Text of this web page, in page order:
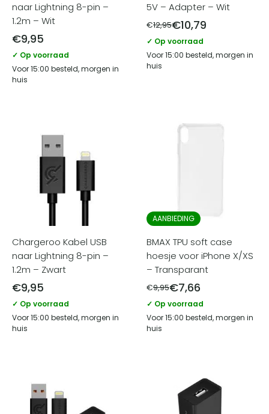
naar Lightning 8-pin –
1.2m – Wit
€9,95
✓ Op voorraad
Voor 15:00 besteld, morgen in
huis
5V – Adapter – Wit
€12,95€10,79
✓ Op voorraad
Voor 15:00 besteld, morgen in
huis
Chargeroo Kabel USB
naar Lightning 8-pin –
1.2m – Zwart
€9,95
✓ Op voorraad
Voor 15:00 besteld, morgen in
huis
AANBIEDING
BMAX TPU soft case
hoesje voor iPhone X/XS
– Transparant
€9,95€7,66
✓ Op voorraad
Voor 15:00 besteld, morgen in
huis